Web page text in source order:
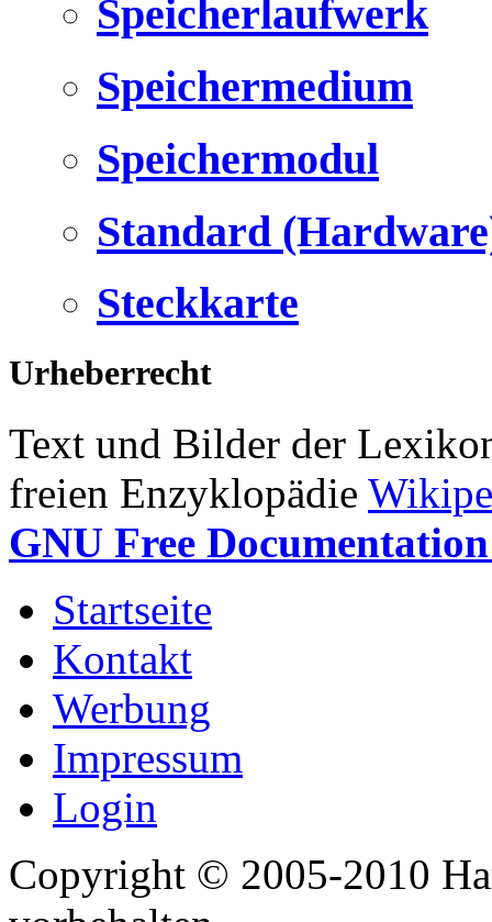
Speicherlaufwerk
Speichermedium
Speichermodul
Standard
Steckkarte
Urheberrecht
Text und Bilder der
freien Enzyklopädie
GNU Free
Startseite
Kontakt
Werbung
Impressum
Login
Copyright © 2005-2010